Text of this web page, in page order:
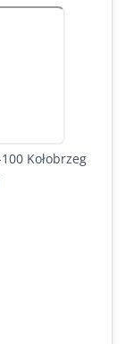
Kołobrzeg